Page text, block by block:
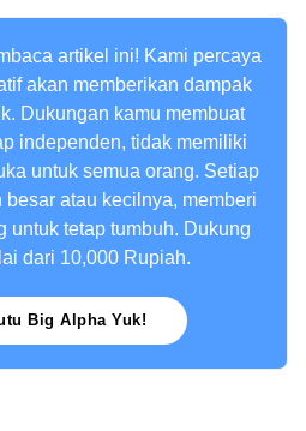
artikel ini! Kami percaya
akan memberikan dampak
Dukungan kamu membuat
independen, tidak memiliki
untuk semua orang. Setiap
besar atau kecilnya, memberi
untuk tetap tumbuh. Dukung
dari 10,000 Rupiah.
Big Alpha Yuk!